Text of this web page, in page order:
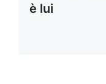
è lui